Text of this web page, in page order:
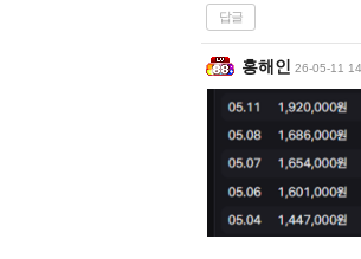
답글
홍해인 26-05-11